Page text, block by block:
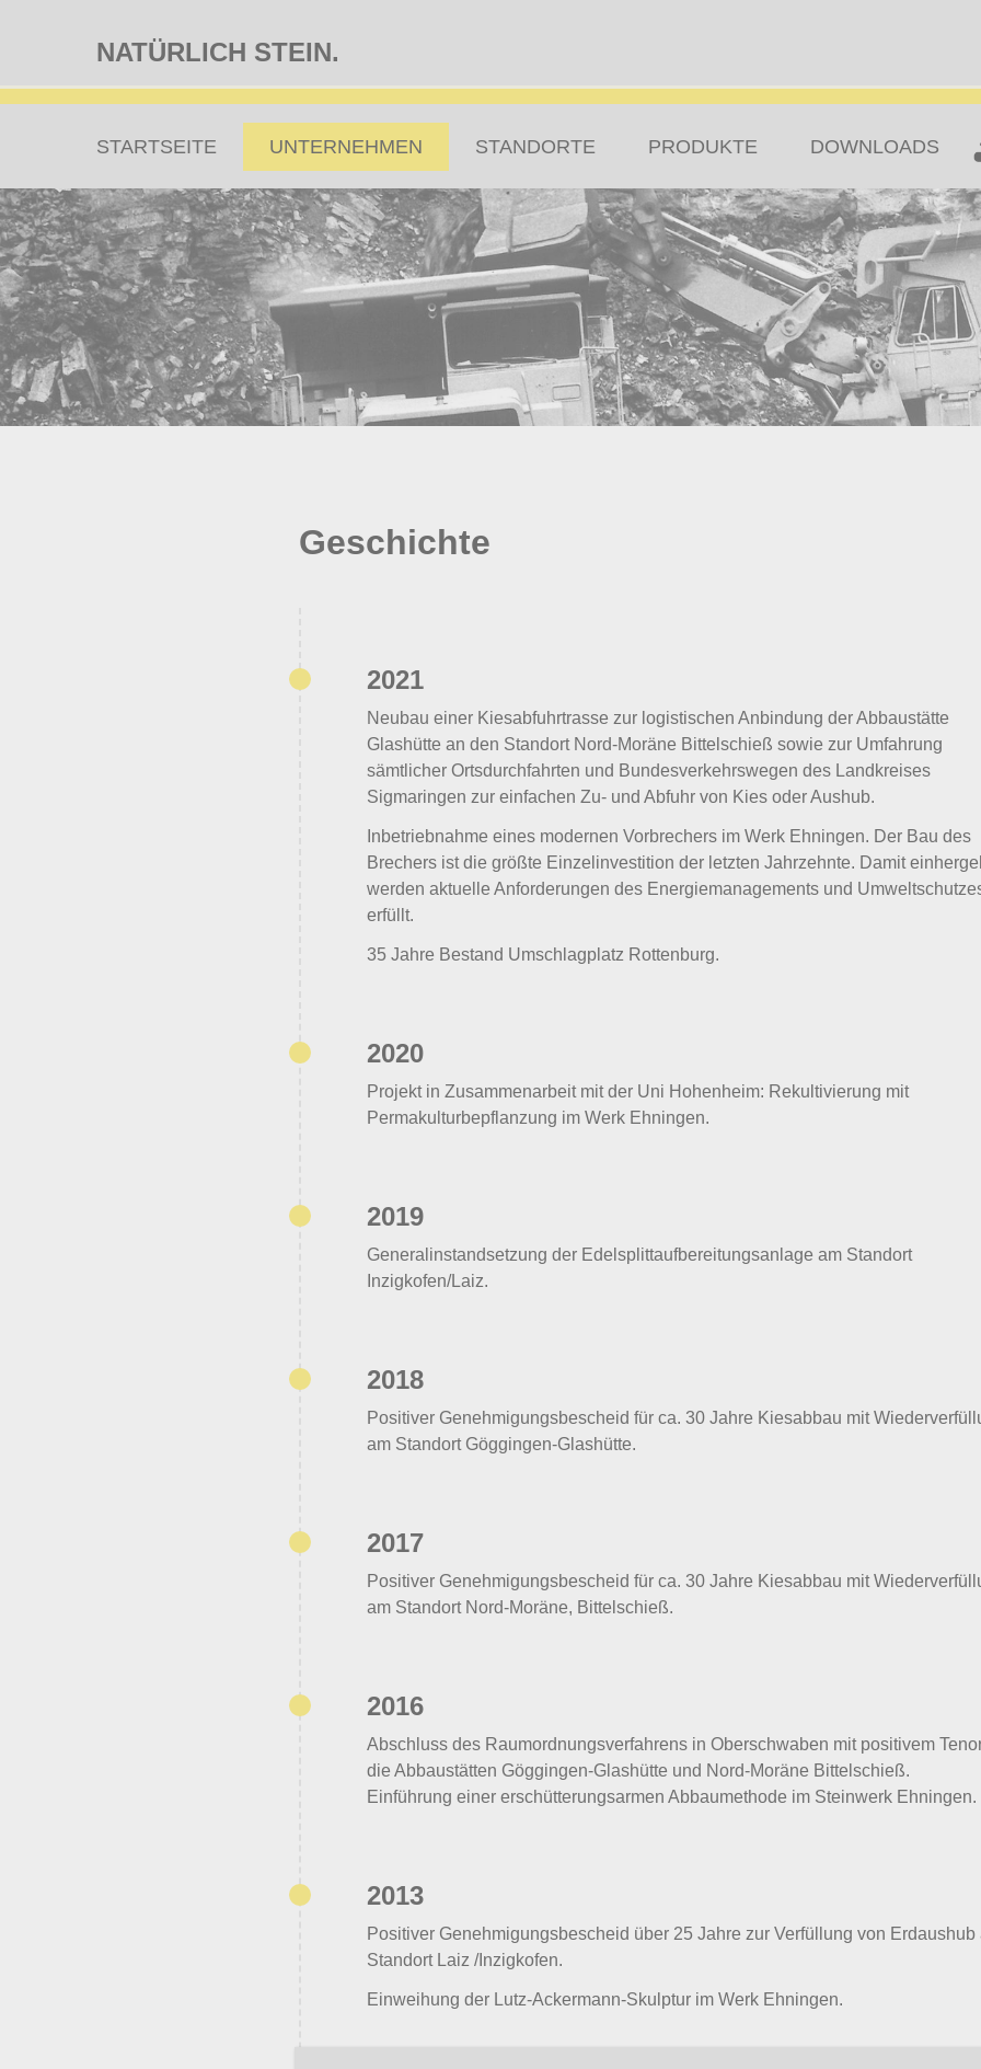
springen
NATÜRLICH STEIN.
STARTSEITE UNTERNEHMEN STANDORTE PRODUKTE DOWNLOADS
Geschichte
2021
Neubau einer Kiesabfuhrtrasse zur logistischen Anbindung der Abbaustätte
Glashütte an den Standort Nord-Moräne Bittelschieß sowie zur Umfahrung
sämtlicher Ortsdurchfahrten und Bundesverkehrswegen des Landkreises
Sigmaringen zur einfachen Zu- und Abfuhr von Kies oder Aushub.
Inbetriebnahme eines modernen Vorbrechers im Werk Ehningen. Der Bau des
Brechers ist die größte Einzelinvestition der letzten Jahrzehnte. Damit
werden aktuelle Anforderungen des Energiemanagements und
erfüllt.
35 Jahre Bestand Umschlagplatz Rottenburg.
2020
Projekt in Zusammenarbeit mit der Uni Hohenheim: Rekultivierung mit
Permakulturbepflanzung im Werk Ehningen.
2019
Generalinstandsetzung der Edelsplittaufbereitungsanlage am Standort
Inzigkofen/Laiz.
2018
Positiver Genehmigungsbescheid für ca. 30 Jahre Kiesabbau mit
am Standort Göggingen-Glashütte.
2017
Positiver Genehmigungsbescheid für ca. 30 Jahre Kiesabbau mit
am Standort Nord-Moräne, Bittelschieß.
2016
Abschluss des Raumordnungsverfahrens in Oberschwaben mit positivem
die Abbaustätten Göggingen-Glashütte und Nord-Moräne Bittelschieß.
Einführung einer erschütterungsarmen Abbaumethode im Steinwerk Ehningen.
2013
Positiver Genehmigungsbescheid über 25 Jahre zur Verfüllung von Erdaushub
Standort Laiz /Inzigkofen.
Einweihung der Lutz-Ackermann-Skulptur im Werk Ehningen.